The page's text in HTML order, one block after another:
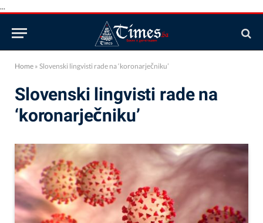
...
Home » Slovenski lingvisti rade na ‘koronarječniku’
Slovenski lingvisti rade na
‘koronarječniku’